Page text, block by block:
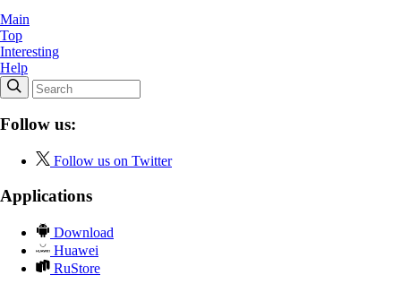
Main
Top
Interesting
Help
Follow us:
Follow us on Twitter
Applications
Download
Huawei
RuStore